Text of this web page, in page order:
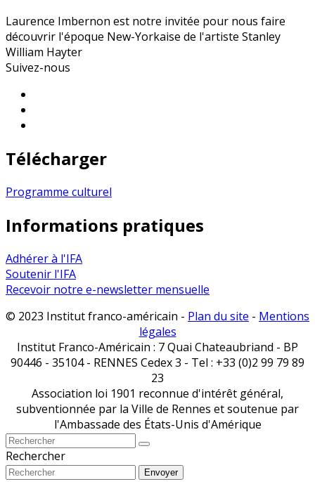
Laurence Imbernon est notre invitée pour nous faire
découvrir l'époque New-Yorkaise de l'artiste Stanley
William Hayter
Suivez-nous
Télécharger
Programme culturel
Informations pratiques
Adhérer à l'IFA
Soutenir l'IFA
Recevoir notre e-newsletter mensuelle
© 2023 Institut franco-américain - Plan du site - Mentions
légales
Institut Franco-Américain : 7 Quai Chateaubriand - BP
90446 - 35104 - RENNES Cedex 3 - Tel : +33 (0)2 99 79 89
23
Association loi 1901 reconnue d'intérêt général,
subventionnée par la Ville de Rennes et soutenue par
l'Ambassade des États-Unis d'Amérique
Rechercher
Envoyer